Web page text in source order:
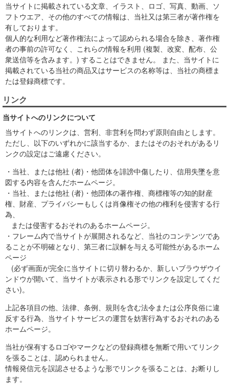
当サイトに掲載されている文章、イラスト、ロゴ、写真、動画、ソ
フトウエア、その他のすべての情報は、当社又は第三者が著作権を
有しております。
個人的な利用など著作権法によって認められる場合を除き、著作権
者の事前の許可なく、これらの情報を利用 (複製、改変、配布、公
衆送信等を含みます。) することはできません。 また、当サイトに
掲載されている当社の商品又はサービスの名称等は、当社の商標ま
たは登録商標です。
リンク
当サイトへのリンクについて
当サイトへのリンクは、営利、非営利を問わず原則自由とします。
ただし、以下のいずれかに該当するか、またはそのおそれがあるリ
ンクの設定はご遠慮ください。
・当社、または他社 (者)・他団体を誹謗中傷したり、信用失墜を意
図する内容を含んだホームページ。
・当社、または他社 (者)・他団体の著作権、商標権等の知的財産
権、財産、プライバシーもしくは肖像権その他の権利を侵害する行
為、
または侵害するおそれのあるホームページ。
・フレーム内で当サイトが展開されるなど、当社のコンテンツであ
ることが不明確となり、第三者に誤解を与える可能性があるホーム
ページ
(必ず画面が完全に当サイトに切り替わるか、新しいブラウザウイ
ンドウが開いて、当サイトが表示される形でリンクを設定してくだ
さい)。
上記各項目の他、法律、条例、規則を含む法令または公序良俗に違
反する行為、当サイトサービスの運営を妨害行為するおそれのある
ホームページ。
当社が保有するロゴやマークなどの登録商標を無断で用いてリンク
を張ることは、認められません。
情報発信元を誤認させるような形でリンクを張ることは、お断りし
ます。